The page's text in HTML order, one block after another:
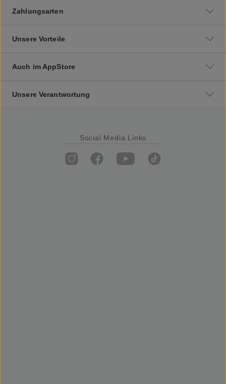
Zahlungsarten
Unsere Vorteile
Auch im AppStore
Unsere Verantwortung
Social Media Links